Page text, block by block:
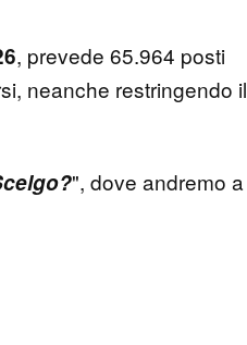
, prevede 65.964 posti
neanche restringendo il
", dove andremo a